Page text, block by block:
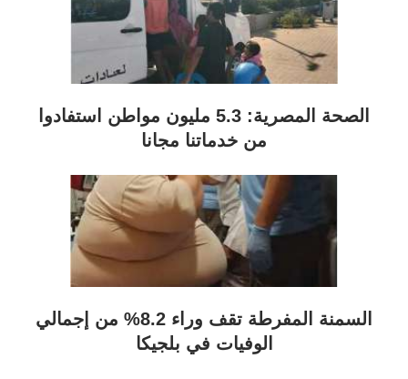
الصحة المصرية: 5.3 مليون مواطن استفادوا
من خدماتنا مجانا
السمنة المفرطة تقف وراء 8.2% من إجمالي
الوفيات في بلجيكا